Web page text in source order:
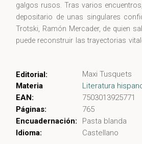
galgos rusos. Tras varios
depositario de unas singulares
Trotski, Ramón Mercader, de quien
puede reconstruir las trayectorias
verdugo de uno de los crímenes más
Desde el destierro impuesto por
infancia de Mercader en la Barcelona
más adelante en Moscú y París, las
historias completan su sentido
intelectuales en la Cuba
Editorial:
Maxi Tusquets
Materia
Literatura
EAN:
7503013925771
Páginas:
765
Encuadernación:
Pasta blanda
Idioma:
Castellano